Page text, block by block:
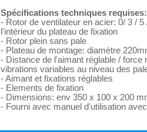
Spécifications techniques requises:
- Rotor de ventilateur en acier: 0/ 3 /
l'intérieur du plateau de fixation
- Rotor plein sans pale
- Plateau de montage: diamètre
- Distance de l'aimant réglable / force
vibrations variables au niveau des
- Aimant et fixations réglables
- Elements de fixation
- Dimensions: env 350 x 100 x 200
- Fourni avec manuel d'utilisation